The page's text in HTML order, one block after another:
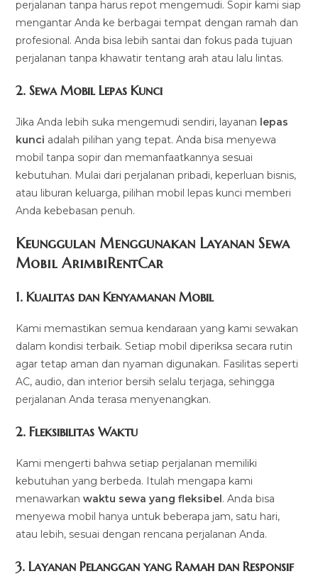
perjalanan tanpa harus repot mengemudi. Sopir kami siap
mengantar Anda ke berbagai tempat dengan ramah dan
profesional. Anda bisa lebih santai dan fokus pada tujuan
perjalanan tanpa khawatir tentang arah atau lalu lintas.
2.Sewa Mobil Lepas Kunci
Jika Anda lebih suka mengemudi sendiri, layanan lepas
kunci adalah pilihan yang tepat. Anda bisa menyewa
mobil tanpa sopir dan memanfaatkannya sesuai
kebutuhan. Mulai dari perjalanan pribadi, keperluan bisnis,
atau liburan keluarga, pilihan mobil lepas kunci memberi
Anda kebebasan penuh.
Keunggulan Menggunakan Layanan Sewa
Mobil ArimbiRentCar
1.Kualitas dan Kenyamanan Mobil
Kami memastikan semua kendaraan yang kami sewakan
dalam kondisi terbaik. Setiap mobil diperiksa secara rutin
agar tetap aman dan nyaman digunakan. Fasilitas seperti
AC, audio, dan interior bersih selalu terjaga, sehingga
perjalanan Anda terasa menyenangkan.
2.Fleksibilitas Waktu
Kami mengerti bahwa setiap perjalanan memiliki
kebutuhan yang berbeda. Itulah mengapa kami
menawarkanwaktu sewa yang fleksibel. Anda bisa
menyewa mobil hanya untuk beberapa jam, satu hari,
atau lebih, sesuai dengan rencana perjalanan Anda.
3.Layanan Pelanggan yang Ramah dan Responsif